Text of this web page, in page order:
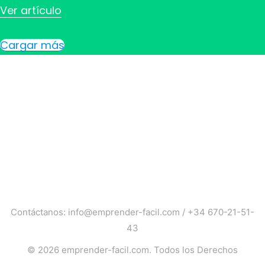
Ver artículo
Cargar más
Contáctanos: info@emprender-facil.com / +34 670-21-51-
43
© 2026 emprender-facil.com. Todos los Derechos